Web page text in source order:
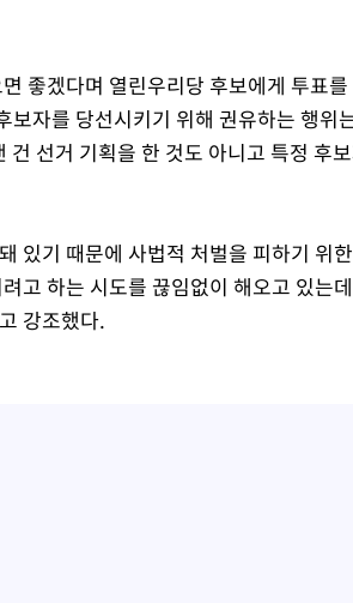
좋겠다며 열린우리당 후보에게 투표
자를 당선시키기 위해 권유하는 행위
선거 기획을 한 것도 아니고 특정 후
있기 때문에 사법적 처벌을 피하기 위
고 하는 시도를 끊임없이 해오고 있는
강조했다.